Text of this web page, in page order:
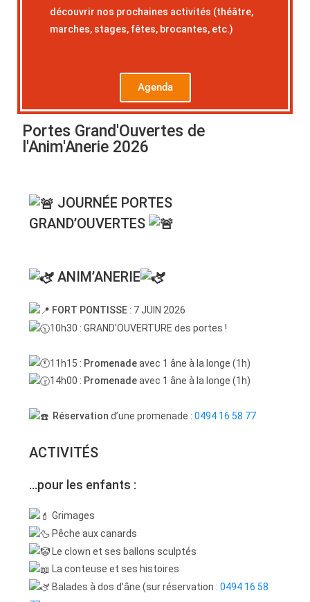
découvrir nos prochaines activités (théâtre,
marches, stages, fêtes, brocantes, etc.)
Agenda
Portes Grand'Ouvertes de
l'Anim'Anerie 2026
JOURNÉE PORTES
GRAND’OUVERTES
ANIM’ANERIE
FORT PONTISSE : 7 JUIN 2026
10h30 : GRAND’OUVERTURE des portes !
11h15 : Promenadeavec 1 âne à la longe (1h)
14h00 : Promenadeavec 1 âne à la longe (1h)
Réservation d’une promenade :0494 16 58 77
ACTIVITÉS
…pour les enfants :
Grimages
Pêche aux canards
Le clown et ses ballons sculptés
La conteuse et ses histoires
Balades à dos d’âne (sur réservation :0494 16 58